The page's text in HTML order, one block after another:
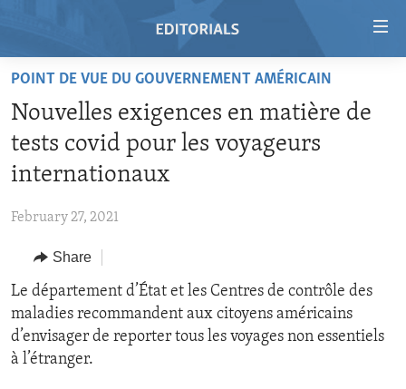
Skip
main
content
Skip
to
main
Navigation
Search
RADIO
AFRICA
AMERICAS
ASIA
MIDDLE EAST
TOPICS
HUMAN RIGHTS
SECURITY AND DEFENSE
AID AND DEVELOPMENT
DEMOCRACY AND GOVERNANCE
ARCHIVE
ABOUT US
FOLLOW US
POINT DE VUE DU GOUVERNEMENT AMÉRICAIN
Nouvelles exigences en matière de
tests covid pour les voyageurs
internationaux
February 27, 2021
Share
Le département d’État et les Centres de contrôle des
maladies recommandent aux citoyens américains
d’envisager de reporter tous les voyages non essentiels
à l’étranger.